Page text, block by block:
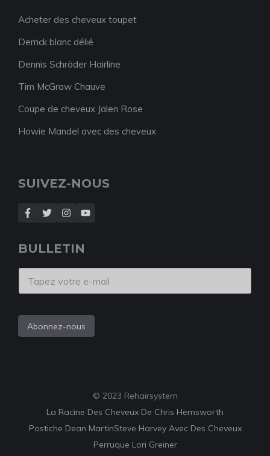
Acheter des cheveux toupet
Derrick blanc délié
Dennis Schröder Hairline
Tim McGraw Chauve
Coupe de cheveux Jalen Rose
Howie Mandel avec des cheveux
SUIVEZ-NOUS
BULLETIN
Abonnez-nous
© 2023 Rehairsystem
La Racine Des Cheveux De Chris Hemsworth
Postiche Dean MartinSteve Harvey Avec Des Cheveux
Perruque Lori Greiner